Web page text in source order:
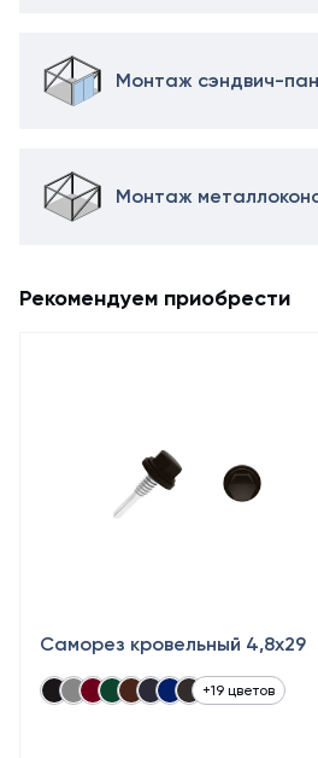
Монтаж сэндвич-
Монтаж
Рекомендуем приобрести
Саморез кровельный 4,8x29
+19 цветов